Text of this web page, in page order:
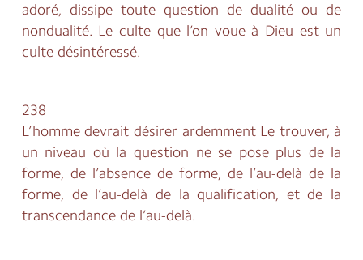
adoré, dissipe toute question de dualité ou de
nondualité. Le culte que l’on voue à Dieu est un
culte désintéressé.
238
L’homme devrait désirer ardemment Le trouver, à
un niveau où la question ne se pose plus de la
forme, de l’absence de forme, de l’au-delà de la
forme, de l’au-delà de la qualification, et de la
transcendance de l’au-delà.